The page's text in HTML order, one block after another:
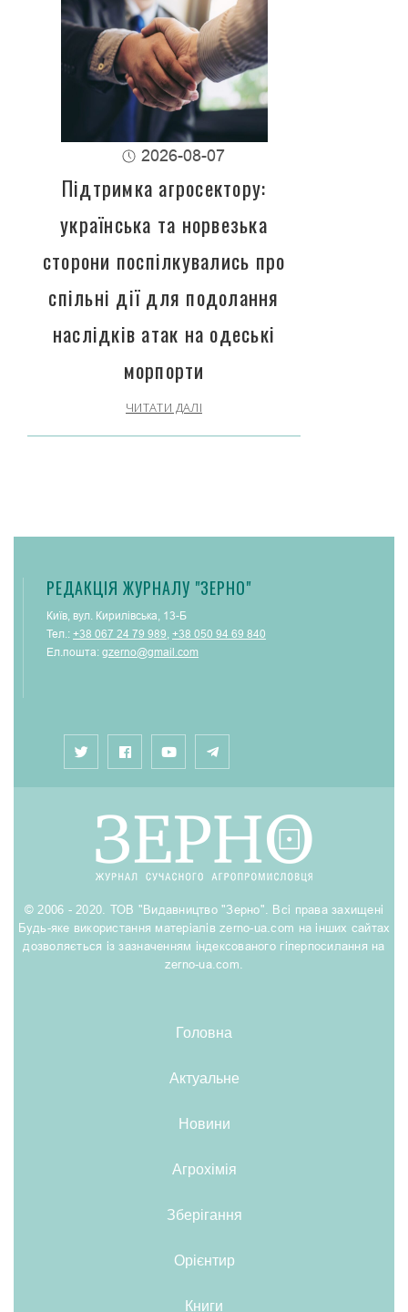
2026-08-07
Підтримка агросектору:
українська та норвезька
сторони поспілкувались про
спільні дії для подолання
наслідків атак на одеські
морпорти
ЧИТАТИ ДАЛІ
РЕДАКЦІЯ ЖУРНАЛУ "ЗЕРНО"
Київ, вул. Кирилівська, 13-Б
Тел.: +38 067 24 79 989, +38 050 94 69 840
Ел.пошта: gzerno@gmail.com
© 2006 - 2020. ТОВ "Видавництво "Зерно". Всі права захищені
Будь-яке використання матеріалів zerno-ua.com на інших сайтах
дозволяється із зазначенням індексованого гіперпосилання на
zerno-ua.com.
Головна
Актуальне
Новини
Агрохімія
Зберігання
Орієнтир
Книги